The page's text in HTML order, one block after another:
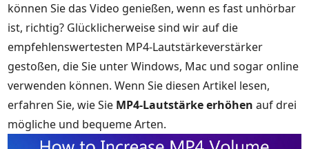
können Sie das Video genießen, wenn es fast unhörbar
ist, richtig? Glücklicherweise sind wir auf die
empfehlenswertesten MP4-Lautstärkeverstärker
gestoßen, die Sie unter Windows, Mac und sogar online
verwenden können. Wenn Sie diesen Artikel lesen,
erfahren Sie, wie Sie MP4-Lautstärke erhöhen auf drei
mögliche und bequeme Arten.